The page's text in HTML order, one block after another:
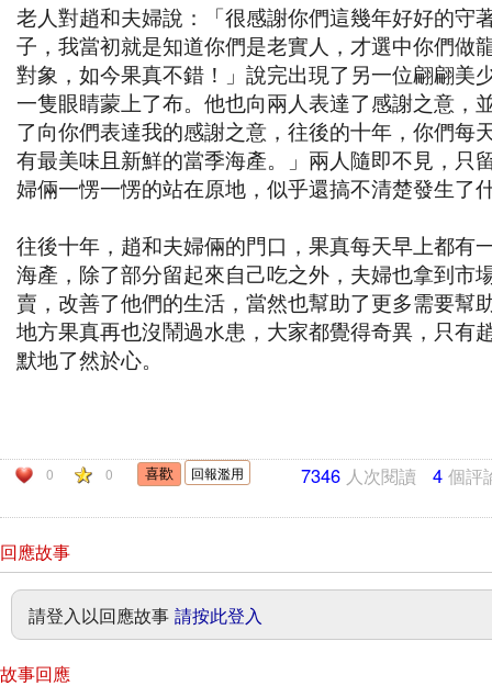
老人對趙和夫婦說：「很感謝你們這幾年好好的守
子，我當初就是知道你們是老實人，才選中你們做
對象，如今果真不錯！」說完出現了另一位翩翩美
一隻眼睛蒙上了布。他也向兩人表達了感謝之意，
了向你們表達我的感謝之意，往後的十年，你們每
有最美味且新鮮的當季海產。」兩人隨即不見，只
婦倆一愣一愣的站在原地，似乎還搞不清楚發生了
往後十年，趙和夫婦倆的門口，果真每天早上都有
海產，除了部分留起來自己吃之外，夫婦也拿到市
賣，改善了他們的生活，當然也幫助了更多需要幫
地方果真再也沒鬧過水患，大家都覺得奇異，只有
默地了然於心。
0 0 回報濫用 7346 人次閱讀 4 個評
回應故事
請登入以回應故事 請按此登入
故事回應